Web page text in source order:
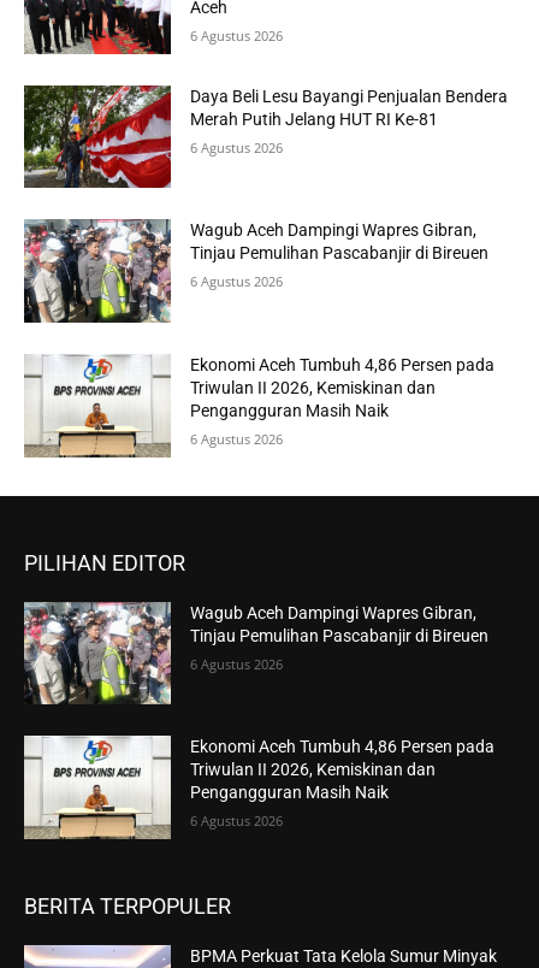
Aceh
6 Agustus 2026
Daya Beli Lesu Bayangi Penjualan Bendera
Merah Putih Jelang HUT RI Ke-81
6 Agustus 2026
Wagub Aceh Dampingi Wapres Gibran,
Tinjau Pemulihan Pascabanjir di Bireuen
6 Agustus 2026
Ekonomi Aceh Tumbuh 4,86 Persen pada
Triwulan II 2026, Kemiskinan dan
Pengangguran Masih Naik
6 Agustus 2026
PILIHAN EDITOR
Wagub Aceh Dampingi Wapres Gibran,
Tinjau Pemulihan Pascabanjir di Bireuen
6 Agustus 2026
Ekonomi Aceh Tumbuh 4,86 Persen pada
Triwulan II 2026, Kemiskinan dan
Pengangguran Masih Naik
6 Agustus 2026
BERITA TERPOPULER
BPMA Perkuat Tata Kelola Sumur Minyak